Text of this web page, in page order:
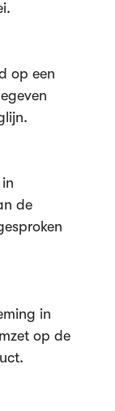
op een
de
in
op de